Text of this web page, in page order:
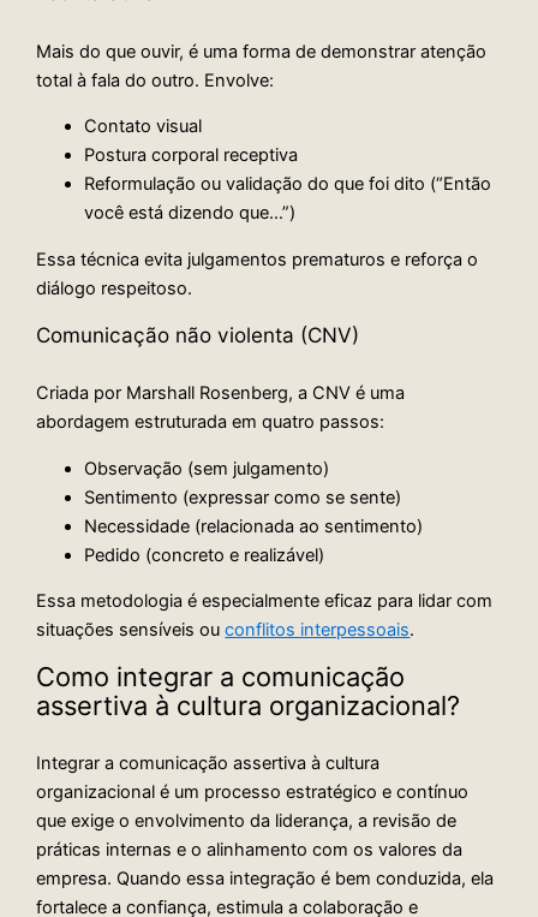
Mais do que ouvir, é uma forma de demonstrar atenção
total à fala do outro. Envolve:
Contato visual
Postura corporal receptiva
Reformulação ou validação do que foi dito (“Então
você está dizendo que…”)
Essa técnica evita julgamentos prematuros e reforça o
diálogo respeitoso.
Comunicação não violenta (CNV)
Criada por Marshall Rosenberg, a CNV é uma
abordagem estruturada em quatro passos:
Observação (sem julgamento)
Sentimento (expressar como se sente)
Necessidade (relacionada ao sentimento)
Pedido (concreto e realizável)
Essa metodologia é especialmente eficaz para lidar com
situações sensíveis ouconflitos interpessoais.
Como integrar a comunicação
assertiva à cultura organizacional?
Integrar a comunicação assertiva à cultura
organizacional é um processo estratégico e contínuo
que exige o envolvimento da liderança, a revisão de
práticas internas e o alinhamento com os valores da
empresa. Quando essa integração é bem conduzida, ela
fortalece a confiança, estimula a colaboração e